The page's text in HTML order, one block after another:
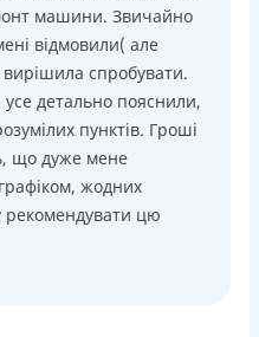
машини. Звичайно
відмовили( але
спробувати.
детально пояснили,
пунктів. Гроші
що дуже мене
жодних
цю